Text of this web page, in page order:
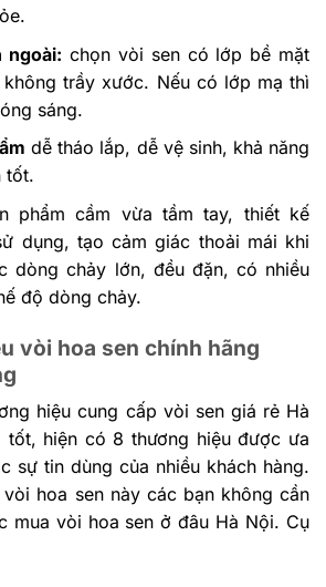
ngoài: chọn vòi sen có lớp bề mặt
không trầy xước. Nếu có lớp mạ thì
sáng.
dễ tháo lắp, dễ vệ sinh, khả năng
tốt.
phẩm cầm vừa tầm tay, thiết kế
dụng, tạo cảm giác thoải mái khi
dòng chảy lớn, đều đặn, có nhiều
độ dòng chảy.
vòi hoa sen chính hãng
hiệu cung cấp vòi sen giá rẻ Hà
tốt, hiện có 8 thương hiệu được ưa
sự tin dùng của nhiều khách hàng.
hoa sen này các bạn không cần
mua vòi hoa sen ở đâu Hà Nội. Cụ